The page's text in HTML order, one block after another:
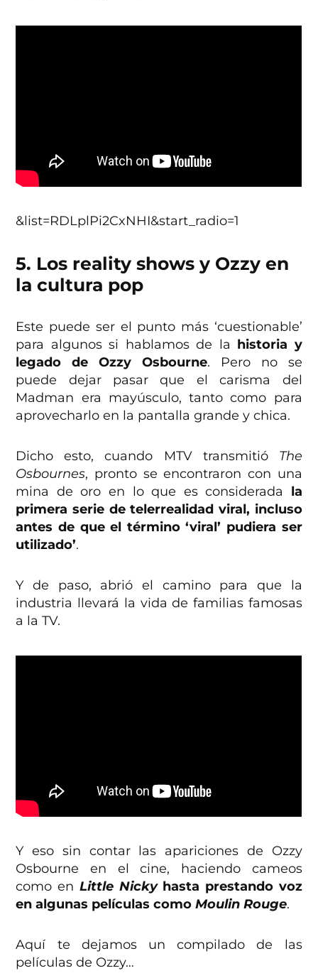
&list=RDLplPi2CxNHI&start_radio=1
5. Los reality shows y Ozzy en
la cultura pop
Este puede ser el punto más ‘cuestionable’
para algunos si hablamos de la historia y
legado de Ozzy Osbourne. Pero no se
puede dejar pasar que el carisma del
Madman era mayúsculo, tanto como para
aprovecharlo en la pantalla grande y chica.
Dicho esto, cuando MTV transmitió The
Osbournes, pronto se encontraron con una
mina de oro en lo que es considerada la
primera serie de telerrealidad viral, incluso
antes de que el término ‘viral’ pudiera ser
utilizado’.
Y de paso, abrió el camino para que la
industria llevará la vida de familias famosas
a la TV.
Y eso sin contar las apariciones de Ozzy
Osbourne en el cine, haciendo cameos
como en Little Nickyhasta prestando voz
en algunas películas comoMoulin Rouge.
Aquí te dejamos un compilado de las
películas de Ozzy…